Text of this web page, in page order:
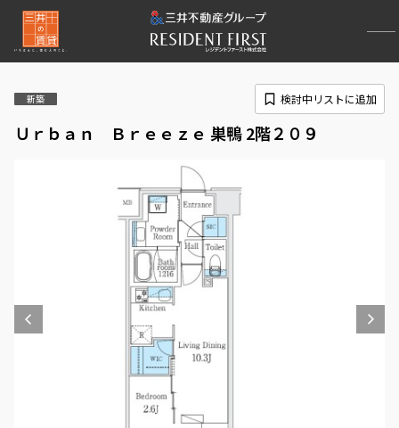
新築
Ｕｒｂａｎ Ｂｒｅｅｚｅ 巣鴨 2階２０９
検討中リストに追加